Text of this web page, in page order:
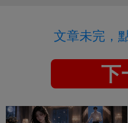
文章未完，
下